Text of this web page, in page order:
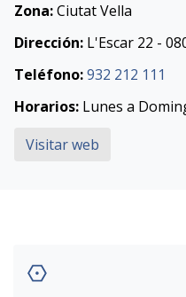
Zona:Ciutat Vella
Dirección: L'Escar 22 -
Teléfono:932 212 111
Horarios: Lunes a
Visitar web